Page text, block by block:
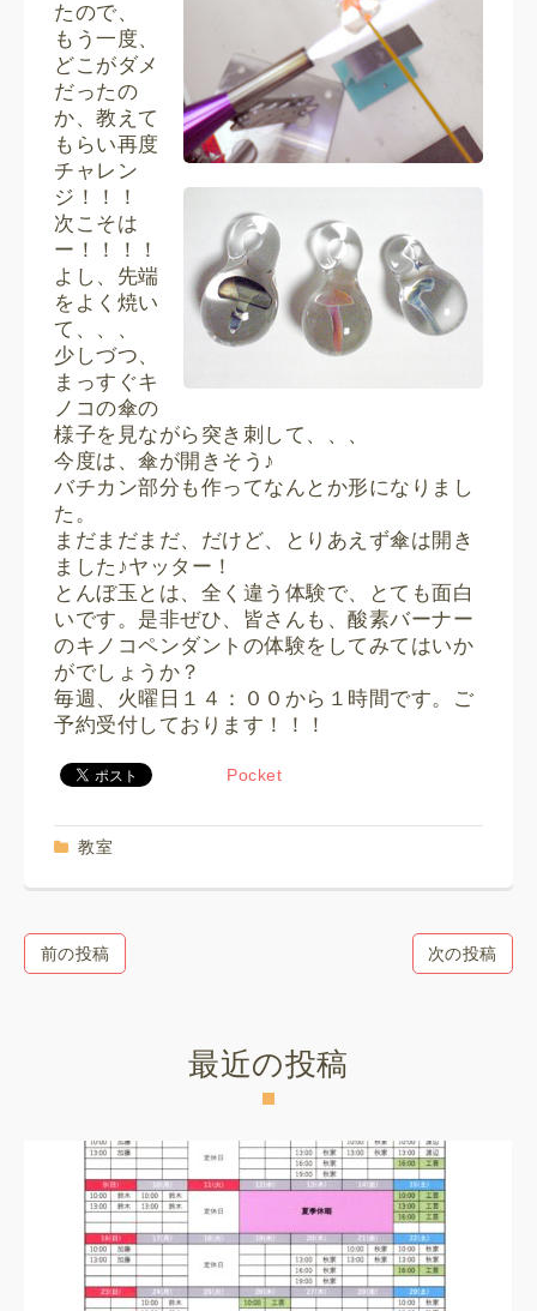
たので、
もう一度、
どこがダメ
だったの
か、教えて
もらい再度
チャレン
ジ！！！
次こそは
ー！！！！
よし、先端
をよく焼い
て、、、
少しづつ、
まっすぐキ
ノコの傘の
様子を見ながら突き刺して、、、
今度は、傘が開きそう♪
バチカン部分も作ってなんとか形になりまし
た。
まだまだまだ、だけど、とりあえず傘は開き
ました♪ヤッター！
とんぼ玉とは、全く違う体験で、とても面白
いです。是非ぜひ、皆さんも、酸素バーナー
のキノコペンダントの体験をしてみてはいか
がでしょうか？
毎週、火曜日１４：００から１時間です。ご
予約受付しております！！！
Pocket
教室
前の投稿 次の投稿
最近の投稿